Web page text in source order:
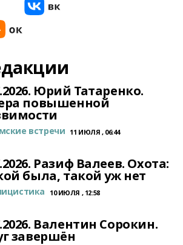
Юрий Татаренко.
повышенной
встречи 11 ИЮЛЯ , 06:44
Разиф Валеев. Охота:
была, такой уж нет
10 ИЮЛЯ , 12:58
Валентин Сорокин.
завершён